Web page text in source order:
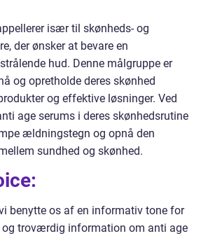
især til skønheds- og
der ønsker at bevare en
hud. Denne målgruppe er
og opretholde deres skønhed
og effektive løsninger. Ved
age serums i deres skønhedsrutine
ældningstegn og opnå den
sundhed og skønhed.
vi benytte os af en informativ tone for
og troværdig information om anti age